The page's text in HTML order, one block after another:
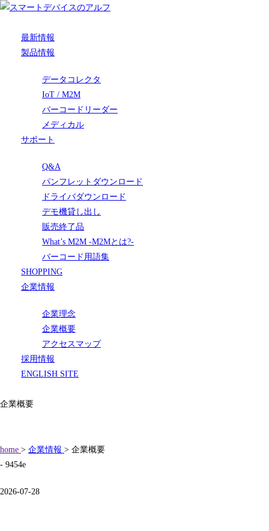
最新情報
製品情報
データコレクタ
IoT / M2M
バーコードリーダー
メディカル
サポート
Q&A
パンフレットダウンロード
ドライバダウンロード
デモ機貸し出し
販売終了品
What’s M2M -M2Mとは?-
バーコード用語集
SHOPPING
企業情報
企業理念
企業概要
アクセスマップ
採用情報
ENGLISH SITE
企業概要
home > 企業情報 > 企業概要
- 9454e
2026-07-28